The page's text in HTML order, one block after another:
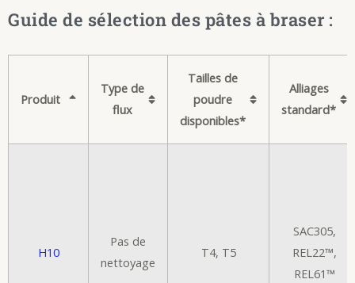
Guide de sélection des pâtes à braser :
Produit
Type de
flux
Tailles de
poudre
disponibles*
Alliages
standard*
H10
Pas de
nettoyage
T4, T5
SAC305,
REL22™,
REL61™